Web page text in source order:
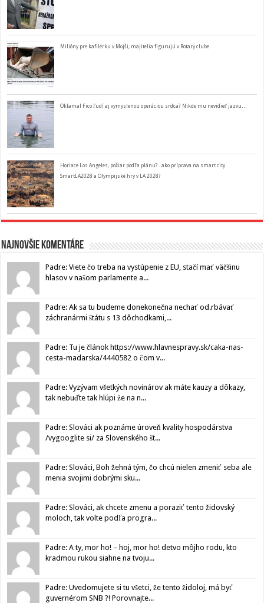
Milióny pre kafilérku v Mojši, majitelia figurujú v Rotary clube
Oklamal Fico ľudí aj vymyslenou operáciou srdca? Nikde mu nevidieť jazvu…
Horiace Los Angeles, požiar podľa plánu? ..ako príprava na smart city
SmartLA2028 a Olympijské hry v LA 2028?
Najnovšie komentáre
Padre: Viete čo treba na vystúpenie z EU, stačí mať väčšinu
hlasov v našom parlamente a...
Padre: Ak sa tu budeme donekonečna nechať od.rbávať
záchranármi štátu s 13 dôchodkami,...
Padre: Tu je článok https://www.hlavnespravy.sk/caka-nas-
cesta-madarska/4440582 o čom v...
Padre: Vyzývam všetkých novinárov ak máte kauzy a dôkazy,
tak nebuďte tak hlúpi že na n...
Padre: Slováci ak poznáme úroveň kvality hospodárstva
/vygooglite si/ za Slovenského št...
Padre: Slováci, Boh žehná tým, čo chcú nielen zmeniť seba ale
menia svojimi dobrými sku...
Padre: Slováci, ak chcete zmenu a poraziť tento židovský
moloch, tak volte podľa progra...
Padre: A ty, mor ho! – hoj, mor ho! detvo môjho rodu, kto
kradmou rukou siahne na tvoju...
Padre: Uvedomujete si tu všetci, že tento židoloj, má byť
guvernérom SNB ?! Porovnajte...